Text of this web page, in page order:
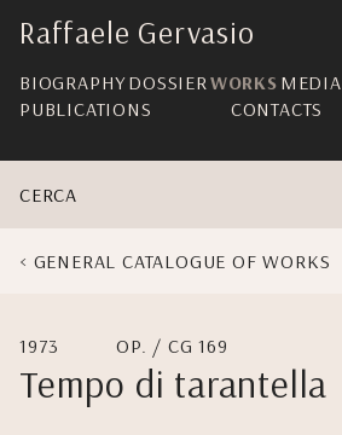
navigation
Raffaele Gervasio
BIOGRAPHYDOSSIERWORKS MEDIA
PUBLICATIONS
CONTACTS
CERCA
GENERAL CATALOGUE OF WORKS
1973 OP. / CG 169
Tempo di tarantella